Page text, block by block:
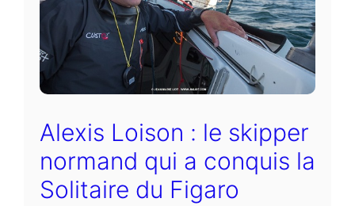
Alexis Loison : le skipper
normand qui a conquis la
Solitaire du Figaro